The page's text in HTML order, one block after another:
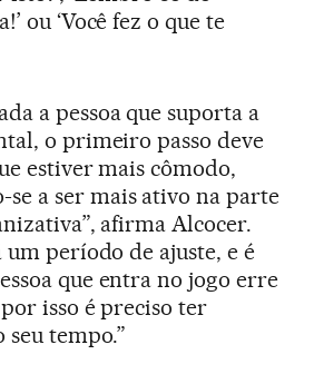
ou ‘Você fez o que te
a pessoa que suporta a
o primeiro passo deve
estiver mais cômodo,
a ser mais ativo na parte
afirma Alcocer.
período de ajuste, e é
que entra no jogo erre
isso é preciso ter
tempo.”